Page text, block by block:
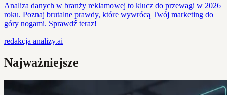
Analiza danych w branży reklamowej to klucz do przewagi w 2026
roku. Poznaj brutalne prawdy, które wywrócą Twój marketing do
góry nogami. Sprawdź teraz!
redakcja analizy.ai
Najważniejsze